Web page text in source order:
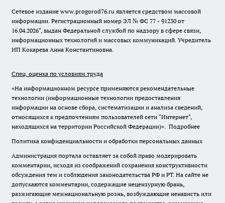
Сетевое издание www.progorod76.ru является средством массовой
информации. Регистрационный номер ЭЛ № ФС 77 - 91230 от
16.04.2026", выдан Федеральной службой по надзору в сфере связи,
информационных технологий и массовых коммуникаций. Учредитель
ИП Кокарева Анна Константиновна.
Спец. оценка по условиям труда
«На информационном ресурсе применяются рекомендательные
технологии (информационные технологии предоставления
информации на основе сбора, систематизации и анализа сведений,
относящихся к предпочтениям пользователей сети "Интернет",
находящихся на территории Российской Федерации)». Подробнее
Политика конфиденциальности и обработки персональных данных
Администрация портала оставляет за собой право модерировать
комментарии, исходя из соображений сохранения конструктивности
обсуждения тем и соблюдения законодательства РФ и РТ. На сайте не
допускаются комментарии, содержащие нецензурную брань,
разжигающие межнациональную рознь, возбуждающие ненависть или